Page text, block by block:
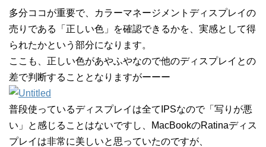
多分ココが重要で、カラーマネージメントディスプレイの
売りである「正しい色」を確認できるかを、実感として得
られたかという部分になります。
ここも、正しい色があやふやなので他のディスプレイとの
差で判断することとなりますがーーー
普段使っているディスプレイは全てIPSなので「写りが悪
い」と感じることはないですし、MacBookのRatinaディス
プレイは非常に美しいと思っていたのですが、